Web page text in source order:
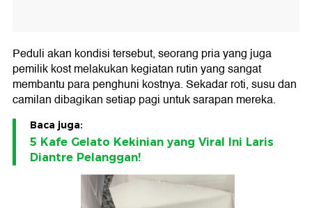
Peduli akan kondisi tersebut, seorang pria yang juga
pemilik kost melakukan kegiatan rutin yang sangat
membantu para penghuni kostnya. Sekadar roti, susu dan
camilan dibagikan setiap pagi untuk sarapan mereka.
Baca juga:
5 Kafe Gelato Kekinian yang Viral Ini Laris
Diantre Pelanggan!